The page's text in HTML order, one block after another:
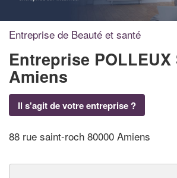
Entreprise de Beauté et santé
Entreprise POLLEUX
Amiens
Il s'agit de votre entreprise ?
88 rue saint-roch 80000 Amiens